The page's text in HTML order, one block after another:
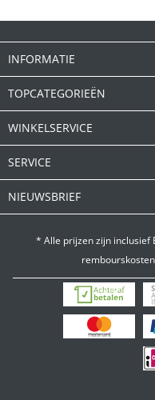
INFORMATIE
TOPCATEGORIEËN
WINKELSERVICE
SERVICE
NIEUWSBRIEF
* Alle prijzen zijn inclusief